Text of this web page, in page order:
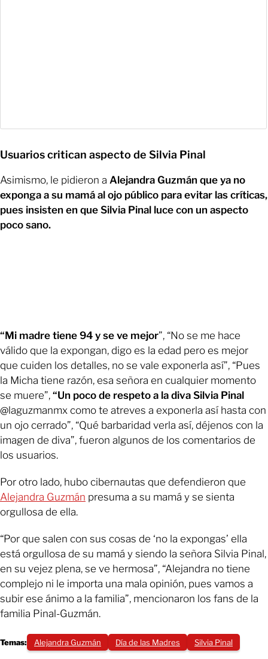
Usuarios critican aspecto de Silvia Pinal
Asimismo, le pidieron a Alejandra Guzmán que ya no
exponga a su mamá al ojo público para evitar las críticas,
pues insisten en que Silvia Pinal luce con un aspecto
poco sano.
“Mi madre tiene 94 y se ve mejor”, “No se me hace
válido que la expongan, digo es la edad pero es mejor
que cuiden los detalles, no se vale exponerla así”, “Pues
la Micha tiene razón, esa señora en cualquier momento
se muere”, “Un poco de respeto a la diva Silvia Pinal
@laguzmanmx como te atreves a exponerla así hasta con
un ojo cerrado”, “Qué barbaridad verla así, déjenos con la
imagen de diva”, fueron algunos de los comentarios de
los usuarios.
Por otro lado, hubo cibernautas que defendieron que
Alejandra Guzmán presuma a su mamá y se sienta
orgullosa de ella.
“Por que salen con sus cosas de ‘no la expongas’ ella
está orgullosa de su mamá y siendo la señora Silvia Pinal,
en su vejez plena, se ve hermosa”, “Alejandra no tiene
complejo ni le importa una mala opinión, pues vamos a
subir ese ánimo a la familia”, mencionaron los fans de la
familia Pinal-Guzmán.
Temas: Alejandra Guzmán Día de las Madres Silvia Pinal